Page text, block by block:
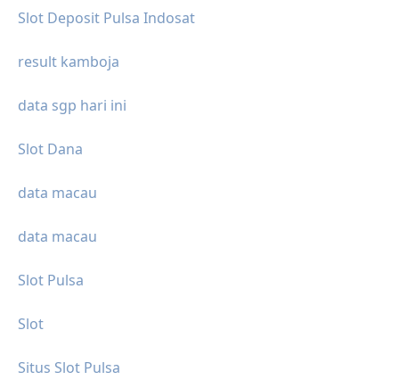
Slot Deposit Pulsa Indosat
result kamboja
data sgp hari ini
Slot Dana
data macau
data macau
Slot Pulsa
Slot
Situs Slot Pulsa